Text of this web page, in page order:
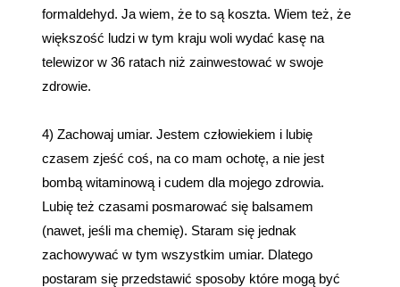
formaldehyd. Ja wiem, że to są koszta. Wiem też, że
większość ludzi w tym kraju woli wydać kasę na
telewizor w 36 ratach niż zainwestować w swoje
zdrowie.
4) Zachowaj umiar. Jestem człowiekiem i lubię
czasem zjeść coś, na co mam ochotę, a nie jest
bombą witaminową i cudem dla mojego zdrowia.
Lubię też czasami posmarować się balsamem
(nawet, jeśli ma chemię). Staram się jednak
zachowywać w tym wszystkim umiar. Dlatego
postaram się przedstawić sposoby które mogą być